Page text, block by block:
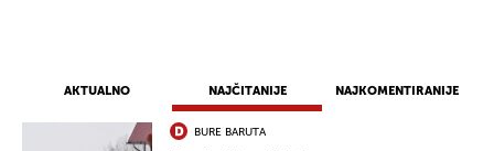
AKTUALNO NAJČITANIJE NAJKOMENTIRANIJE
BURE BARUTA